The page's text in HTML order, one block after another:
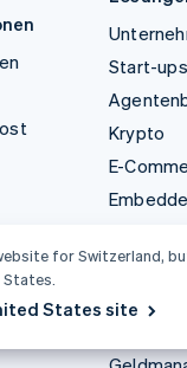
Start-ups
Krypto
E-
Globale
In-App-
for Switzerland,
States site